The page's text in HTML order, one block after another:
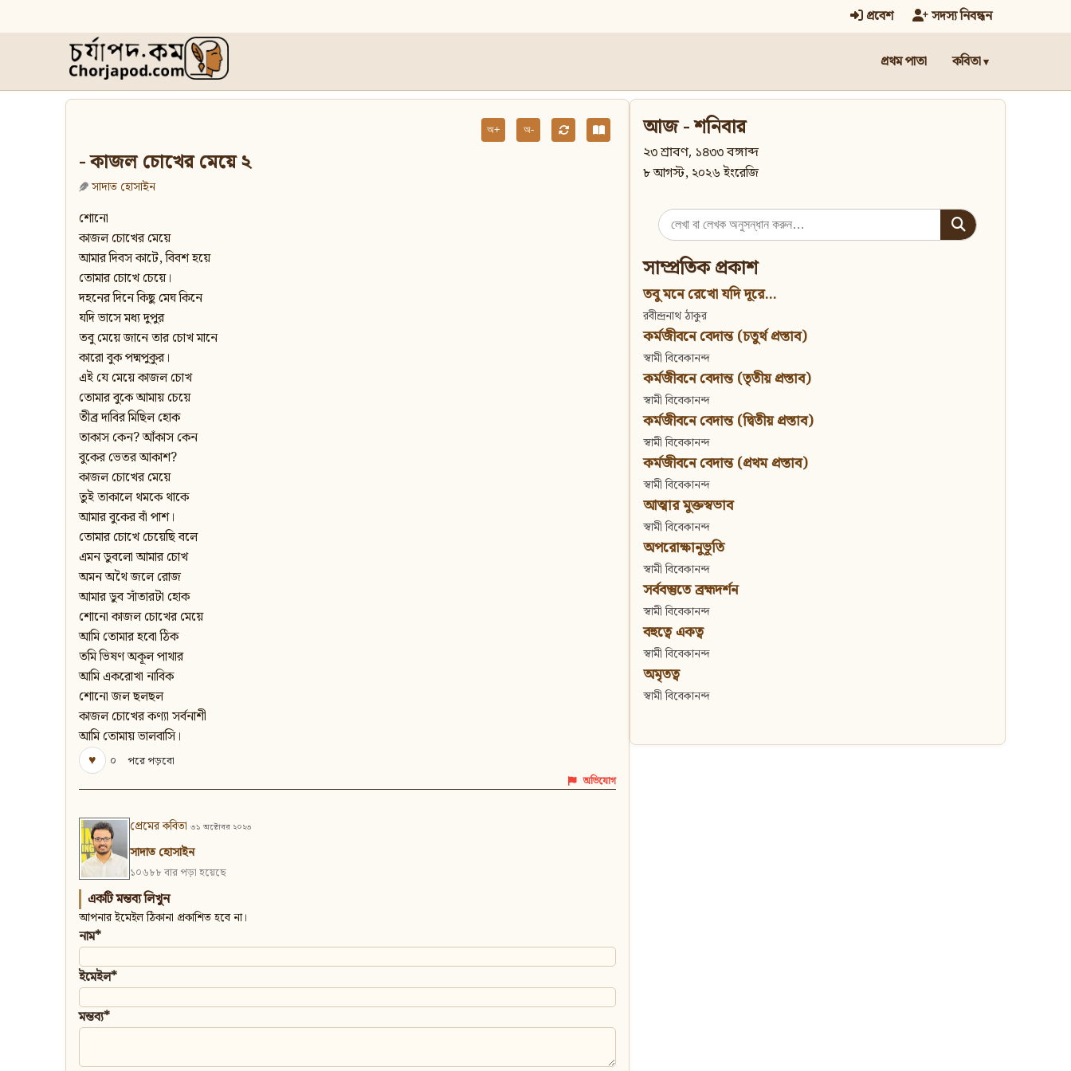
প্রবেশ সদস্য নিবন্ধন
প্রথম পাতা কবিতা
অ+ অ-
- কাজল চোখের মেয়ে ২
সাদাত হোসাইন
শোনো
কাজল চোখের মেয়ে
আমার দিবস কাটে, বিবশ হয়ে
তোমার চোখে চেয়ে।
দহনের দিনে কিছু মেঘ কিনে
যদি ভাসে মধ্য দুপুর
তবু মেয়ে জানে তার চোখ মানে
কারো বুক পদ্মপুকুর।
এই যে মেয়ে কাজল চোখ
তোমার বুকে আমায় চেয়ে
তীব্র দাবির মিছিল হোক
তাকাস কেন? আঁকাস কেন
বুকের ভেতর আকাশ?
কাজল চোখের মেয়ে
তুই তাকালে থমকে থাকে
আমার বুকের বাঁ পাশ।
তোমার চোখে চেয়েছি বলে
এমন ডুবলো আমার চোখ
অমন অথৈ জলে রোজ
আমার ডুব সাঁতারটা হোক
শোনো কাজল চোখের মেয়ে
আমি তোমার হবো ঠিক
তমি ভিষণ অকূল পাথার
আমি একরোখা নাবিক
শোনো জল ছলছল
কাজল চোখের কণ্যা সর্বনাশী
আমি তোমায় ভালবাসি।
♥
০ পরে পড়বো
অভিযোগ
প্রেমের কবিতা ৩১ অক্টোবর ২০২৩
সাদাত হোসাইন
১০৬৮৮ বার পড়া হয়েছে
একটি মন্তব্য লিখুন
আপনার ইমেইল ঠিকানা প্রকাশিত হবে না।
নাম*
ইমেইল*
মন্তব্য*
আজ - শনিবার
২৩ শ্রাবণ, ১৪৩৩ বঙ্গাব্দ
৮ আগস্ট, ২০২৬ ইংরেজি
Search
for:
সাম্প্রতিক প্রকাশ
তবু মনে রেখো যদি দূরে...
রবীন্দ্রনাথ ঠাকুর
কর্মজীবনে বেদান্ত (চতুর্থ প্রস্তাব)
স্বামী বিবেকানন্দ
কর্মজীবনে বেদান্ত (তৃতীয় প্রস্তাব)
স্বামী বিবেকানন্দ
কর্মজীবনে বেদান্ত (দ্বিতীয় প্রস্তাব)
স্বামী বিবেকানন্দ
কর্মজীবনে বেদান্ত (প্রথম প্রস্তাব)
স্বামী বিবেকানন্দ
আত্মার মুক্তস্বভাব
স্বামী বিবেকানন্দ
অপরোক্ষানুভূতি
স্বামী বিবেকানন্দ
সর্ববস্তুতে ব্রহ্মদর্শন
স্বামী বিবেকানন্দ
বহুত্বে একত্ব
স্বামী বিবেকানন্দ
অমৃতত্ব
স্বামী বিবেকানন্দ